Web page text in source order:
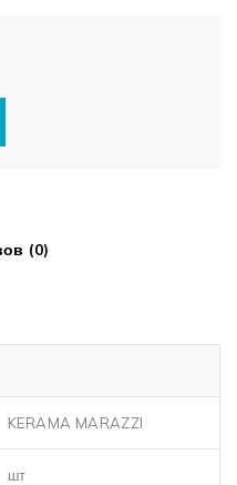
(0)
KERAMA MARAZZI
шт